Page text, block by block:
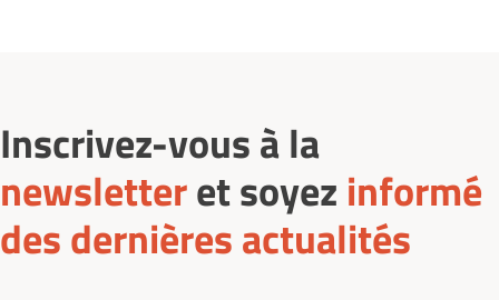
Inscrivez-vous à la
newsletteret soyez informé
des dernières actualités